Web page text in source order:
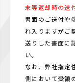
末等返却時の送
書面のご送付や
れ入りますがご
送りした書面に
い。
なお、弊社指定
側において受領